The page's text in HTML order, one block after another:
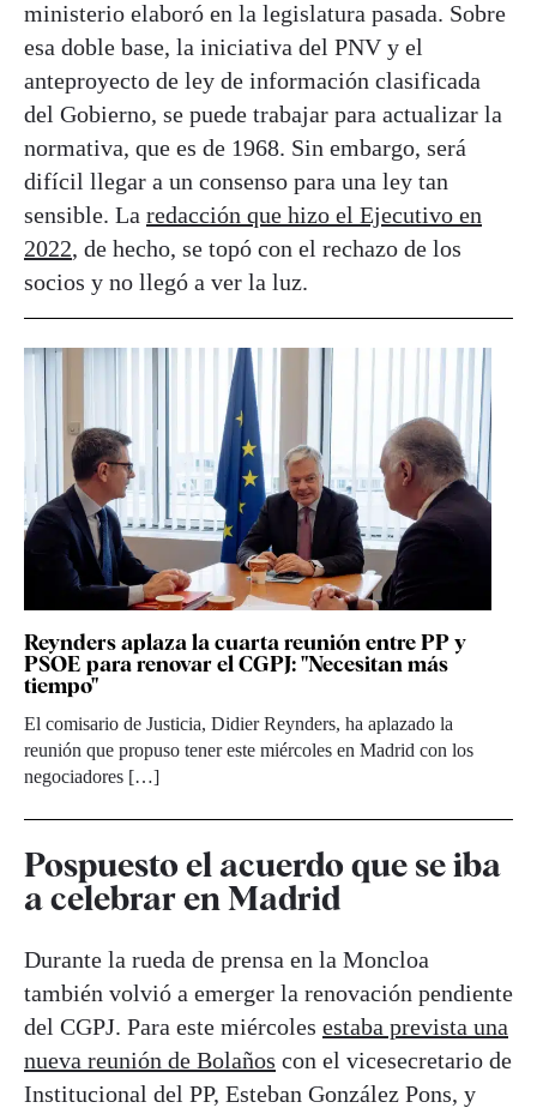
ministerio elaboró en la legislatura pasada. Sobre
esa doble base, la iniciativa del PNV y el
anteproyecto de ley de información clasificada
del Gobierno, se puede trabajar para actualizar la
normativa, que es de 1968. Sin embargo, será
difícil llegar a un consenso para una ley tan
sensible. La redacción que hizo el Ejecutivo en
2022, de hecho, se topó con el rechazo de los
socios y no llegó a ver la luz.
Reynders aplaza la cuarta reunión entre PP y
PSOE para renovar el CGPJ: "Necesitan más
tiempo"
El comisario de Justicia, Didier Reynders, ha aplazado la
reunión que propuso tener este miércoles en Madrid con los
negociadores […]
Pospuesto el acuerdo que se iba
a celebrar en Madrid
Durante la rueda de prensa en la Moncloa
también volvió a emerger la renovación pendiente
del CGPJ. Para este miércoles estaba prevista una
nueva reunión de Bolaños con el vicesecretario de
Institucional del PP, Esteban González Pons, y